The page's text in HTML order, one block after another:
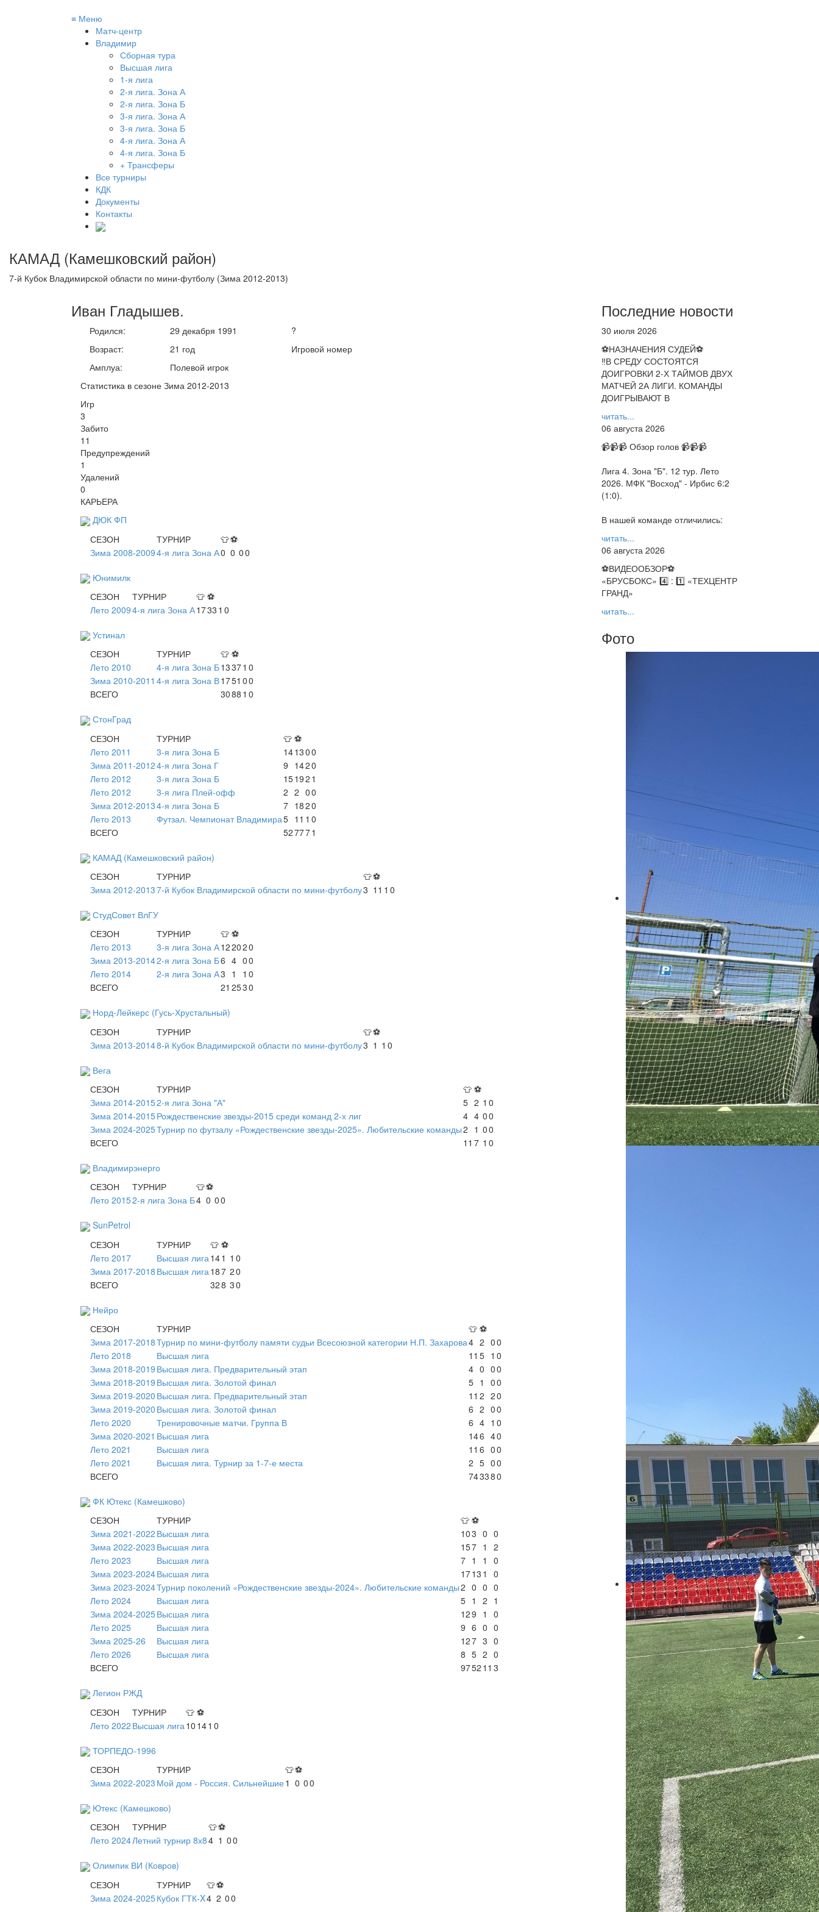
≡ Меню
Матч-центр
Владимир
Сборная тура
Высшая лига
1-я лига
2-я лига. Зона А
2-я лига. Зона Б
3-я лига. Зона А
3-я лига. Зона Б
4-я лига. Зона А
4-я лига. Зона Б
+ Трансферы
Все турниры
КДК
Документы
Контакты
КАМАД (Камешковский район)
7-й Кубок Владимирской области по мини-футболу (Зима 2012-2013)
Иван Гладышев.
Родился:
Возраст:
Амплуа:
29 декабря 1991
21 год
Полевой игрок
?
Игровой номер
Статистика в сезоне Зима 2012-2013
Игр
3
Забито
11
Предупреждений
1
Удалений
0
КАРЬЕРА
ДЮК ФП
СЕЗОН
ТУРНИР 👕⚽
Зима 2008-20094-я лига Зона А0 0 00
Юнимилк
СЕЗОН
ТУРНИР 👕 ⚽
Лето 20094-я лига Зона А1733 1 0
Устинал
СЕЗОН
ТУРНИР 👕 ⚽
Лето 2010
4-я лига Зона Б13371 0
Зима 2010-2011 4-я лига Зона В1751 00
ВСЕГО
3088 1 0
СтонГрад
СЕЗОН
ТУРНИР 👕 ⚽
Лето 2011
3-я лига Зона Б 141300
Зима 2011-20124-я лига Зона Г 9 1420
Лето 2012
3-я лига Зона Б 15192 1
Лето 2012
3-я лига Плей-офф 2 2 00
Зима 2012-20134-я лига Зона Б 7 1820
Лето 2013
Футзал. Чемпионат Владимира5 11 1 0
ВСЕГО
527771
КАМАД (Камешковский район)
СЕЗОН
ТУРНИР 👕⚽
Зима 2012-20137-й Кубок Владимирской области по мини-футболу3 11 1 0
СтудСовет ВлГУ
СЕЗОН
ТУРНИР 👕 ⚽
Лето 2013
3-я лига Зона А122020
Зима 2013-20142-я лига Зона Б6 4 00
Лето 2014
2-я лига Зона А3 1 1 0
ВСЕГО
21 2530
Норд-Лейкерс (Гусь-Хрустальный)
СЕЗОН
ТУРНИР 👕⚽
Зима 2013-20148-й Кубок Владимирской области по мини-футболу3 1 1 0
Вега
СЕЗОН
ТУРНИР 👕 ⚽
Зима 2014-20152-я лига Зона "А" 5 2 1 0
Зима 2014-2015Рождественские звезды-2015 среди команд 2-х лиг 4 4 00
Зима 2024-2025Турнир по футзалу «Рождественские звезды-2025». Любительские команды2 1 00
ВСЕГО
11 7 1 0
Владимирэнерго
СЕЗОН
ТУРНИР 👕⚽
Лето 20152-я лига Зона Б4 0 00
SunPetrol
СЕЗОН
ТУРНИР 👕 ⚽
Лето 2017
Высшая лига 141 1 0
Зима 2017-2018 Высшая лига 187 20
ВСЕГО
328 30
Нейро
СЕЗОН
ТУРНИР 👕 ⚽
Зима 2017-2018Турнир по мини-футболу памяти судьи Всесоюзной категории Н.П. Захарова4 2 00
Лето 2018
Высшая лига 11 5 1 0
Зима 2018-2019 Высшая лига. Предварительный этап 4 0 00
Зима 2018-2019 Высшая лига. Золотой финал 5 1 00
Зима 2019-2020 Высшая лига. Предварительный этап 11 2 20
Зима 2019-2020 Высшая лига. Золотой финал 6 2 00
Лето 2020
Тренировочные матчи. Группа В 6 4 1 0
Зима 2020-2021 Высшая лига 146 40
Лето 2021
Высшая лига 11 6 00
Лето 2021
Высшая лига. Турнир за 1-7-е места 2 5 00
ВСЕГО
743380
ФК Ютекс (Камешково)
СЕЗОН
ТУРНИР 👕 ⚽
Зима 2021-2022 Высшая лига 103 0 0
Зима 2022-2023 Высшая лига 157 1
2
Лето 2023
Высшая лига 7 1 1
0
Зима 2023-2024Высшая лига 1713 1
0
Зима 2023-2024Турнир поколений «Рождественские звезды-2024». Любительские команды2 0 0 0
Лето 2024
Высшая лига 5 1 2 1
Зима 2024-2025Высшая лига 129 1
0
Лето 2025
Высшая лига 9 6 0 0
Зима 2025-26
Высшая лига 127 3 0
Лето 2026
Высшая лига 8 5 2 0
ВСЕГО
9752 11 3
Легион РЖД
СЕЗОН
ТУРНИР 👕 ⚽
Лето 2022 Высшая лига 10 141 0
ТОРПЕДО-1996
СЕЗОН
ТУРНИР 👕⚽
Зима 2022-2023 Мой дом - Россия. Сильнейшие 1 0 00
Ютекс (Камешково)
СЕЗОН
ТУРНИР 👕⚽
Лето 2024Летний турнир 8х84 1 00
Олимпик ВИ (Ковров)
СЕЗОН
ТУРНИР 👕⚽
Зима 2024-2025Кубок ГТК-X4 2 00
Последние новости
30 июля 2026
⚽НАЗНАЧЕНИЯ СУДЕЙ⚽
‼В СРЕДУ СОСТОЯТСЯ
ДОИГРОВКИ 2-Х ТАЙМОВ ДВУХ
МАТЧЕЙ 2А ЛИГИ. КОМАНДЫ
ДОИГРЫВАЮТ В
читать...
06 августа 2026
📹📹📹 Обзор голов 📹📹📹
Лига 4. Зона "Б". 12 тур. Лето
2026. МФК "Восход" - Ирбис 6:2
(1:0).
В нашей команде отличились:
читать...
06 августа 2026
⚽️ВИДЕООБЗОР⚽️
«БРУСБОКС» 4️⃣ : 1️⃣ «ТЕХЦЕНТР
ГРАНД»
читать...
Фото